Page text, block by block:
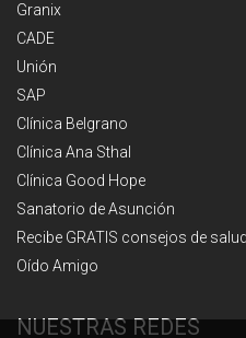
Granix
CADE
Unión
SAP
Clínica Belgrano
Clínica Ana Sthal
Clínica Good Hope
Sanatorio de Asunción
Recibe GRATIS consejos de
Oído Amigo
NUESTRAS REDES